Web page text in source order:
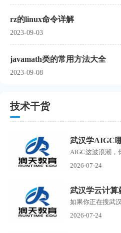
rz的linux命令详解
2023-09-03
javamath类的常用方法大全
2023-09-08
技术干货
武汉学AIGC
2026-07-24
武汉学云计算
2026-07-24